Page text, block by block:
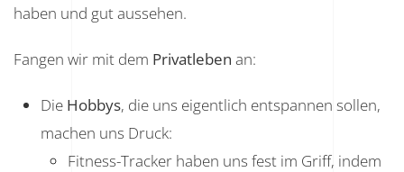
haben und gut aussehen.
Fangen wir mit dem Privatleben an:
Die Hobbys, die uns eigentlich entspannen sollen,
machen uns Druck:
Fitness-Tracker haben uns fest im Griff, indem